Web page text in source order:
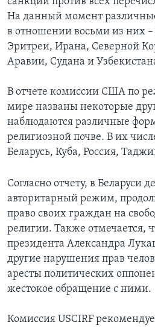
На данный момент
в отношении восьми из них
Эритреи, Ирана, Северной
Аравии, Судана и
В отчете комиссии США по
мире названы некоторые
наблюдаются различные
религиозной почве. В их
Беларусь, Куба, Россия,
Согласно отчету, в Беларуси
авторитарный режим,
право своих граждан на
религии. Также отмечается,
президента Александра
другие нарушения прав
аресты политических
жестокое обращение с ними.
Комиссия USCIRF